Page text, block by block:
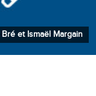
et Ismaël Margain